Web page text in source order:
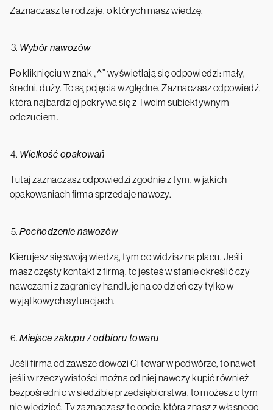
Zaznaczasz te rodzaje, o których masz wiedzę.
Wybór nawozów
Po kliknięciu w znak „^” wyświetlają się odpowiedzi: mały,
średni, duży. To są pojęcia względne. Zaznaczasz odpowiedź,
która najbardziej pokrywa się z Twoim subiektywnym
odczuciem.
Wielkość opakowań
Tutaj zaznaczasz odpowiedzi zgodnie z tym, w jakich
opakowaniach firma sprzedaje nawozy.
Pochodzenie nawozów
Kierujesz się swoją wiedzą, tym co widzisz na placu. Jeśli
masz częsty kontakt z firmą, to jesteś w stanie określić czy
nawozami z zagranicy handluje na co dzień czy tylko w
wyjątkowych sytuacjach.
Miejsce zakupu / odbioru towaru
Jeśli firma od zawsze dowozi Ci towar w podwórze, to nawet
jeśli w rzeczywistości można od niej nawozy kupić również
bezpośrednio w siedzibie przedsiębiorstwa, to możesz o tym
nie wiedzieć. Ty zaznaczasz tę opcję, którą znasz z własnego